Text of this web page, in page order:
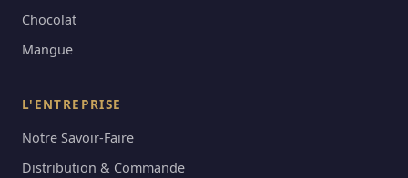
Chocolat
Mangue
L'ENTREPRISE
Notre Savoir-Faire
Distribution & Commande